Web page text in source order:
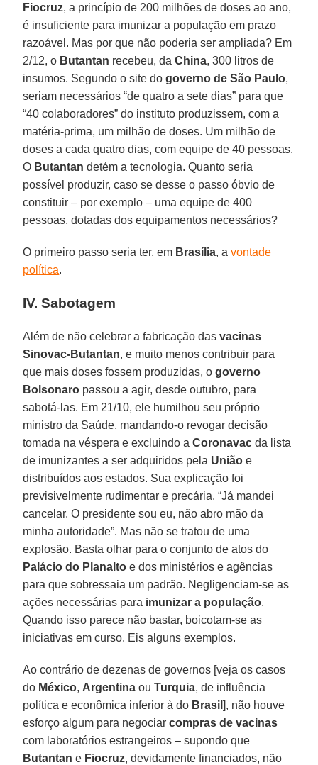
Fiocruz, a princípio de 200 milhões de doses ao ano,
é insuficiente para imunizar a população em prazo
razoável. Mas por que não poderia ser ampliada? Em
2/12, o Butantan recebeu, daChina, 300 litros de
insumos. Segundo o site dogoverno de São Paulo,
seriam necessários “de quatro a sete dias” para que
“40 colaboradores” do instituto produzissem, com a
matéria-prima, um milhão de doses. Um milhão de
doses a cada quatro dias, com equipe de 40 pessoas.
O Butantan detém a tecnologia. Quanto seria
possível produzir, caso se desse o passo óbvio de
constituir – por exemplo – uma equipe de 400
pessoas, dotadas dos equipamentos necessários?
O primeiro passo seria ter, em Brasília, avontade
política.
IV. Sabotagem
Além de não celebrar a fabricação dasvacinas
Sinovac-Butantan, e muito menos contribuir para
que mais doses fossem produzidas, ogoverno
Bolsonaro passou a agir, desde outubro, para
sabotá-las. Em 21/10, ele humilhou seu próprio
ministro da Saúde, mandando-o revogar decisão
tomada na véspera e excluindo aCoronavac da lista
de imunizantes a ser adquiridos pela União e
distribuídos aos estados. Sua explicação foi
previsivelmente rudimentar e precária. “Já mandei
cancelar. O presidente sou eu, não abro mão da
minha autoridade”. Mas não se tratou de uma
explosão. Basta olhar para o conjunto de atos do
Palácio do Planalto e dos ministérios e agências
para que sobressaia um padrão. Negligenciam-se as
ações necessárias para imunizar a população.
Quando isso parece não bastar, boicotam-se as
iniciativas em curso. Eis alguns exemplos.
Ao contrário de dezenas de governos [veja os casos
do México, Argentina ouTurquia, de influência
política e econômica inferior à do Brasil], não houve
esforço algum para negociarcompras de vacinas
com laboratórios estrangeiros – supondo que
Butantan e Fiocruz, devidamente financiados, não